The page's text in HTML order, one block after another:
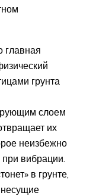
главная
грунта
слоем
их
неизбежно
вибрации.
в грунте,